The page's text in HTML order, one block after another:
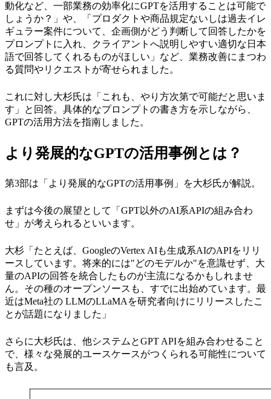
動化など、一部業務の効率化にGPTを活用することは可能で
しょうか？」や、「プロダクトや商品規定ないしは過去イレ
ギュラー案件について、企画側がどう判断して回答したかを
プロンプトに入れ、クライアントへ説明しやすい適切な日本
語で回答してくれるものがほしい」など、業務改善にまつわ
る質問やリクエストが寄せられました。
これに対し大杉氏は「これも、やり方次第で可能だと思いま
す」と回答。具体的なプロンプトの書き方を示しながら、
GPTの活用方法を指南しました。
より発展的なGPTの活用事例とは？
第3部は「より発展的なGPTの活用事例」を大杉氏が解説。
まずは今後の展望として「GPT以外のAI系APIの組み合わ
せ」が考えられるといいます。
大杉「たとえば、GoogleのVertex AIも生成系AIのAPIをリリ
ースしています。将来的には"どのモデルか"を意識せず、大
量のAPIの回答を統合したものが主流になるかもしれませ
ん。その種のオープンソースも、すでに出始めています。最
近はMeta社の LLMのLLaMAを研究者向けにリリースしたこ
とが話題になりました」
さらに大杉氏は、他システムとGPT APIを組み合わせること
で、様々な発展的ユースケースがつくられる可能性について
も言及。